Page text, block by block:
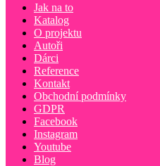
Jak na to
Katalog
O projektu
Autoři
Dárci
Reference
Kontakt
Obchodní podmínky
GDPR
Facebook
Instagram
Youtube
Blog